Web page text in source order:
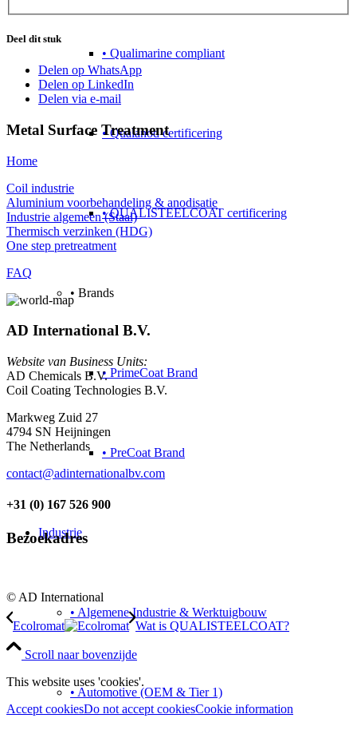
• Qualimarine compliant
• Qualanod certificering
• QUALISTEELCOAT certificering
• Brands
• PrimeCoat Brand
• PreCoat Brand
Industrie
• Algemene Industrie & Werktuigbouw
• Automotive (OEM & Tier 1)
Deel dit stuk
Delen op WhatsApp
Delen op LinkedIn
Delen via e-mail
Metal Surface Treatment
Home
Coil industrie
Aluminium voorbehandeling & anodisatie
Industrie algemeen (Staal)
Thermisch verzinken (HDG)
One step pretreatment
FAQ
AD International B.V.
Website van Business Units:
AD Chemicals B.V.
Coil Coating Technologies B.V.
Markweg Zuid 27
4794 SN Heijningen
The Netherlands
contact@adinternationalbv.com
+31 (0) 167 526 900
Bezoekadres
© AD International
Ecolromat Wat is QUALISTEELCOAT?
Scroll naar bovenzijde
This website uses 'cookies'.
Accept cookiesDo not accept cookiesCookie information